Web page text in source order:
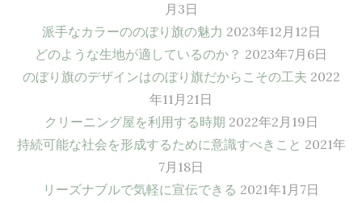
月3日
派手なカラーののぼり旗の魅力 2023年12月12日
どのような生地が適しているのか？ 2023年7月6日
のぼり旗のデザインはのぼり旗だからこその工夫 2022
年11月21日
クリーニング屋を利用する時期 2022年2月19日
持続可能な社会を形成するために意識すべきこと 2021年
7月18日
リーズナブルで気軽に宣伝できる 2021年1月7日